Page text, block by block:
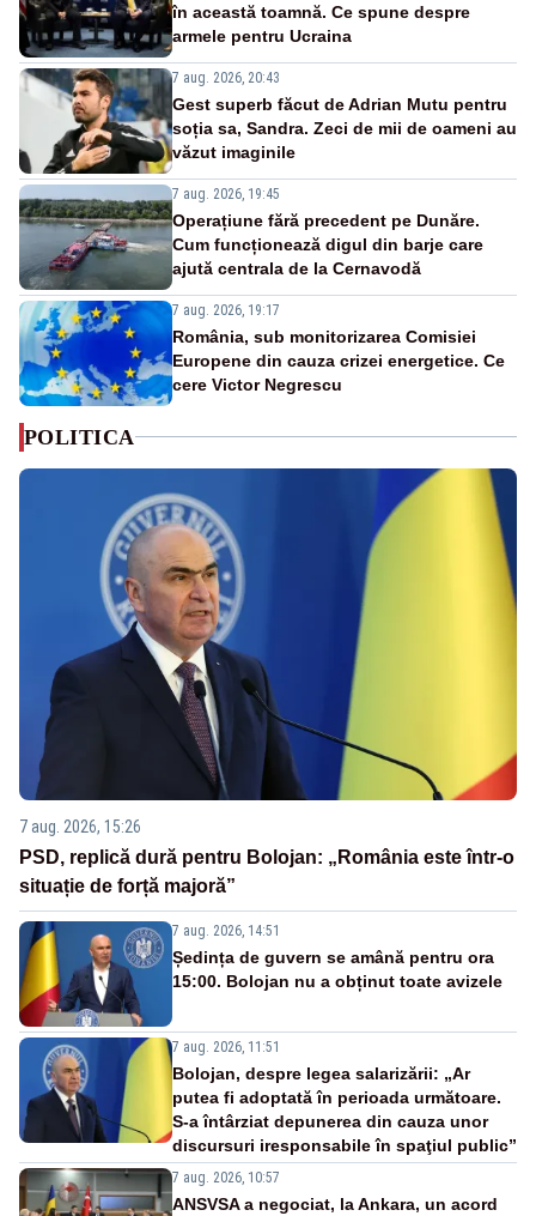
în această toamnă. Ce spune despre
armele pentru Ucraina
7 aug. 2026, 20:43
Gest superb făcut de Adrian Mutu pentru
soția sa, Sandra. Zeci de mii de oameni au
văzut imaginile
7 aug. 2026, 19:45
Operațiune fără precedent pe Dunăre.
Cum funcționează digul din barje care
ajută centrala de la Cernavodă
7 aug. 2026, 19:17
România, sub monitorizarea Comisiei
Europene din cauza crizei energetice. Ce
cere Victor Negrescu
POLITICA
7 aug. 2026, 15:26
PSD, replică dură pentru Bolojan: „România este într-o
situație de forță majoră”
7 aug. 2026, 14:51
Ședința de guvern se amână pentru ora
15:00. Bolojan nu a obținut toate avizele
7 aug. 2026, 11:51
Bolojan, despre legea salarizării: „Ar
putea fi adoptată în perioada următoare.
S-a întârziat depunerea din cauza unor
discursuri iresponsabile în spaţiul public”
7 aug. 2026, 10:57
ANSVSA a negociat, la Ankara, un acord